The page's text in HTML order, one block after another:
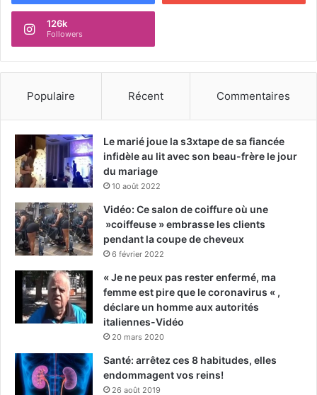
126k
Followers
Populaire Récent Commentaires
Le marié joue la s3xtape de sa fiancée
infidèle au lit avec son beau-frère le jour
du mariage
10 août 2022
Vidéo: Ce salon de coiffure où une
»coiffeuse » embrasse les clients
pendant la coupe de cheveux
6 février 2022
« Je ne peux pas rester enfermé, ma
femme est pire que le coronavirus « ,
déclare un homme aux autorités
italiennes-Vidéo
20 mars 2020
Santé: arrêtez ces 8 habitudes, elles
endommagent vos reins!
26 août 2019